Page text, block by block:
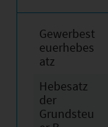
Gewerbest
euerhebes
atz
Hebesatz
der
Grundsteu